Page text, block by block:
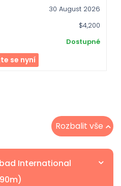
30 August 2026
$4,200
Dostupné
se nyní
Rozbalit vše
International